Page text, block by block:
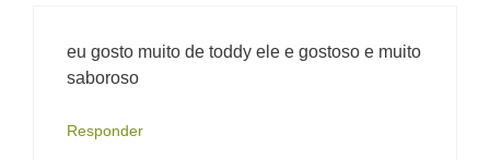
eu gosto muito de toddy ele e gostoso e muito
saboroso
Responder